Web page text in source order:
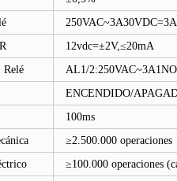
12vdc=±2V,≤20mA
Relé
AL1/2:250VAC~3A1NO
ENCENDIDO/
100ms
≥2.500.000 operaciones
≥100.000 operaciones